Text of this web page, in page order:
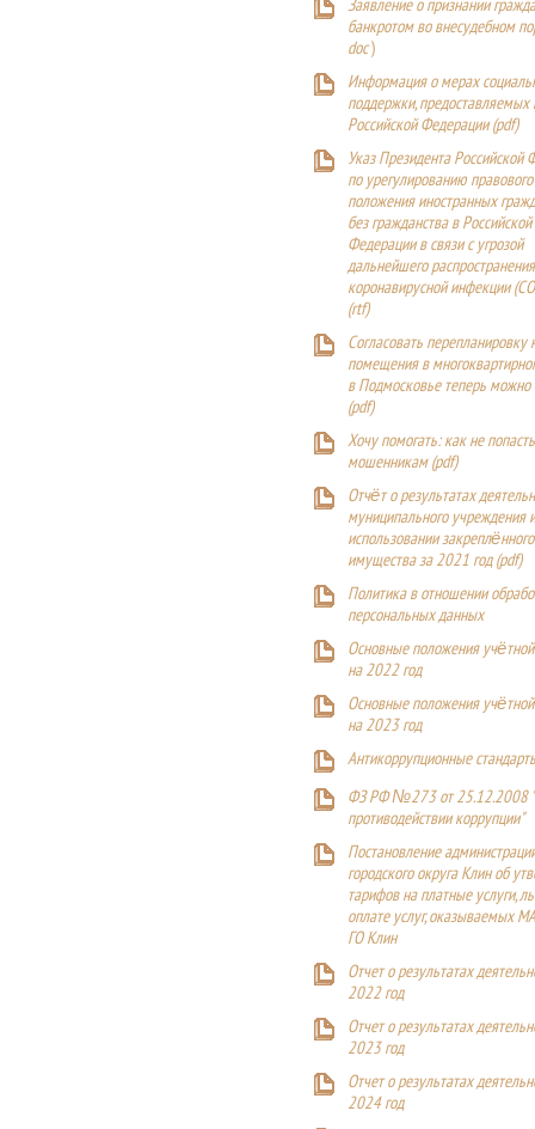
Заявление о признании
банкротом во внесудебном
doc)
Информация о мерах
поддержки,
Российской Федерации (pdf)
Указ Президента Российской
по урегулированию правового
положения иностранных
без гражданства в Российской
Федерации в связи с угрозой
дальнейшего
коронавирусной инфекции
(rtf)
Согласовать перепланировку
помещения в
в Подмосковье теперь можно
(pdf)
Хочу помогать: как не
мошенникам (pdf)
Отчёт о результатах
муниципального учреждения
использовании
имущества за 2021 год (pdf)
Политика в отношении
персональных данных
Основные положения
на 2022 год
Основные положения
на 2023 год
Антикоррупционные
ФЗ РФ №273 от 25.12.2008
противодействии коррупции"
Постановление
городского округа Клин об
тарифов на платные услуги,
оплате услуг, оказываемых
ГО Клин
Отчет о результатах
2022 год
Отчет о результатах
2023 год
Отчет о результатах
2024 год